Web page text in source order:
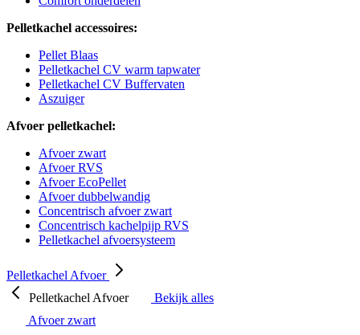
Pelletkachel accessoires:
Pellet Blaas
Pelletkachel CV warm tapwater
Pelletkachel CV Buffervaten
Aszuiger
Afvoer pelletkachel:
Afvoer zwart
Afvoer RVS
Afvoer EcoPellet
Afvoer dubbelwandig
Concentrisch afvoer zwart
Concentrisch kachelpijp RVS
Pelletkachel afvoersysteem
Pelletkachel Afvoer
Pelletkachel Afvoer
Bekijk alles
Afvoer zwart